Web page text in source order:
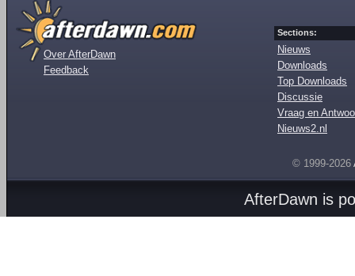
Over AfterDawn
Feedback
Sections:
Nieuws
Downloads
Top Downloads
Discussie
Vraag en
Nieuws2.nl
© 1999-2026
AfterDawn is